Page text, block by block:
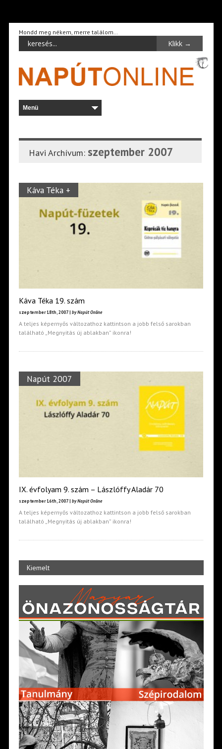
Mondd meg nékem, merre találom…
Havi Archívum: szeptember 2007
Káva Téka +
Káva Téka 19. szám
szeptember 18th, 2007 | by Napút Online
A teljes képernyős változathoz kattintson a jobb felső sarokban
található „Megnyitás új ablakban” ikonra!
Napút 2007
IX. évfolyam 9. szám – Lászlóffy Aladár 70
szeptember 16th, 2007 | by Napút Online
A teljes képernyős változathoz kattintson a jobb felső sarokban
található „Megnyitás új ablakban” ikonra!
Kiemelt